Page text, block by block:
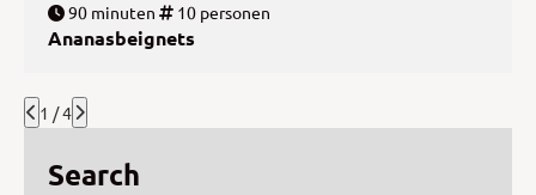
90 minuten 10 personen
Ananasbeignets
1 / 4
Search